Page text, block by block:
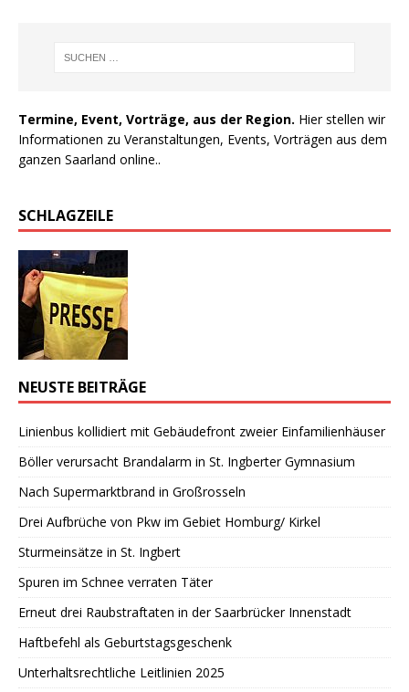
Termine, Event, Vorträge, aus der Region. Hier stellen wir
Informationen zu Veranstaltungen, Events, Vorträgen aus dem
ganzen Saarland online..
SCHLAGZEILE
NEUSTE BEITRÄGE
Linienbus kollidiert mit Gebäudefront zweier Einfamilienhäuser
Böller verursacht Brandalarm in St. Ingberter Gymnasium
Nach Supermarktbrand in Großrosseln
Drei Aufbrüche von Pkw im Gebiet Homburg/ Kirkel
Sturmeinsätze in St. Ingbert
Spuren im Schnee verraten Täter
Erneut drei Raubstraftaten in der Saarbrücker Innenstadt
Haftbefehl als Geburtstagsgeschenk
Unterhaltsrechtliche Leitlinien 2025